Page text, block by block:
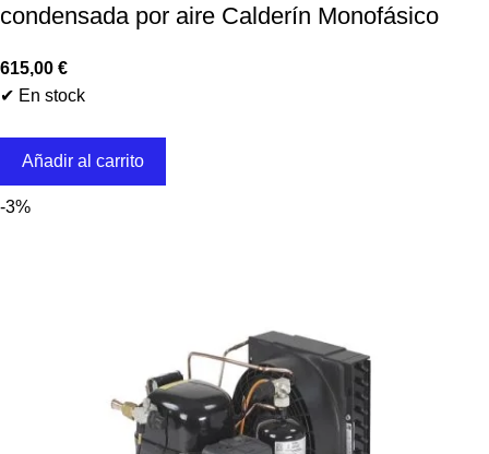
condensada por aire Calderín Monofásico
615,00 €
✔ En stock
Añadir al carrito
-3%